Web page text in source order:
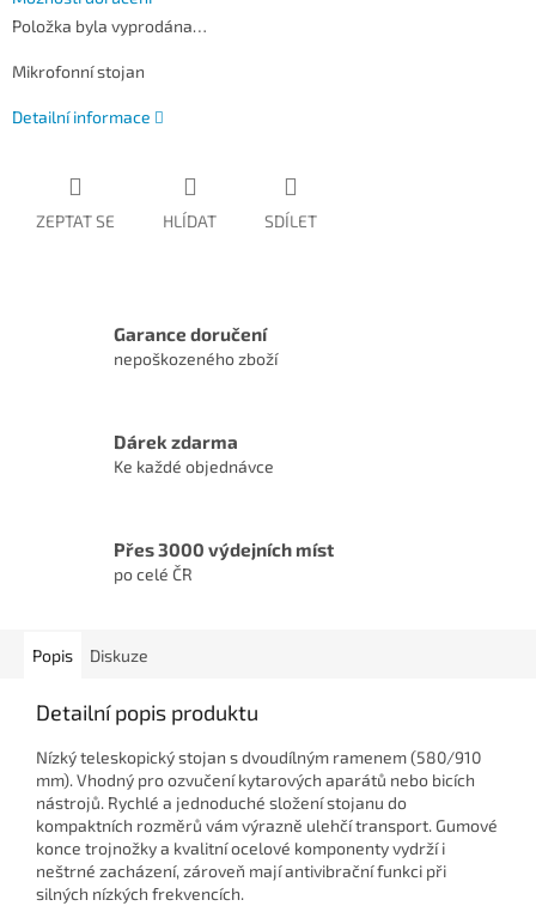
Položka byla vyprodána…
Mikrofonní stojan
Detailní informace
ZEPTAT SE HLÍDAT SDÍLET
Garance doručení
nepoškozeného zboží
Dárek zdarma
Ke každé objednávce
Přes 3000 výdejních míst
po celé ČR
Popis Diskuze
Detailní popis produktu
Nízký teleskopický stojan s dvoudílným ramenem (580/910
mm). Vhodný pro ozvučení kytarových aparátů nebo bicích
nástrojů. Rychlé a jednoduché složení stojanu do
kompaktních rozměrů vám výrazně ulehčí transport. Gumové
konce trojnožky a kvalitní ocelové komponenty vydrží i
neštrné zacházení, zároveň mají antivibrační funkci při
silných nízkých frekvencích.